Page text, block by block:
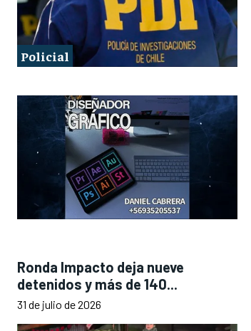
Policial
Ronda Impacto deja nueve
detenidos y más de 140...
31 de julio de 2026